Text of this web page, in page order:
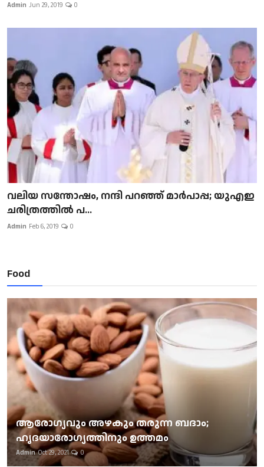
Admin Jun 29, 2019 0
വലിയ സന്തോഷം, നന്ദി പറഞ്ഞ് മാർപാപ്പ; യുഎഇ
ചരിത്രത്തിൽ പ...
Admin Feb 6, 2019 0
Food
ആരോഗ്യവും അഴകും തരുന്ന ബദാം;
ഹൃദയാരോഗ്യത്തിനും ഉത്തമം
Admin Oct 29, 2021 0